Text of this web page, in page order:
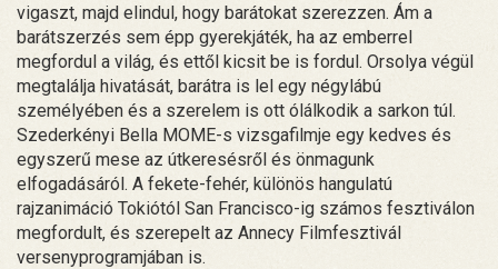
vigaszt, majd elindul, hogy barátokat szerezzen. Ám a
barátszerzés sem épp gyerekjáték, ha az emberrel
megfordul a világ, és ettől kicsit be is fordul. Orsolya végül
megtalálja hivatását, barátra is lel egy négylábú
személyében és a szerelem is ott ólálkodik a sarkon túl.
Szederkényi Bella MOME-s vizsgafilmje egy kedves és
egyszerű mese az útkeresésről és önmagunk
elfogadásáról. A fekete-fehér, különös hangulatú
rajzanimáció Tokiótól San Francisco-ig számos fesztiválon
megfordult, és szerepelt az Annecy Filmfesztivál
versenyprogramjában is.